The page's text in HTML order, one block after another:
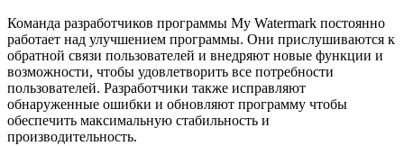
Команда разработчиков программы My Watermark постоянно
работает над улучшением программы. Они прислушиваются к
обратной связи пользователей и внедряют новые функции и
возможности, чтобы удовлетворить все потребности
пользователей. Разработчики также исправляют
обнаруженные ошибки и обновляют программу чтобы
обеспечить максимальную стабильность и
производительность.